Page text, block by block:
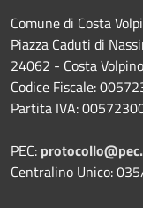
Comune di Costa
Piazza Caduti di
24062 - Costa Volpino
Codice Fiscale:
Partita IVA:
PEC:
Centralino Unico: